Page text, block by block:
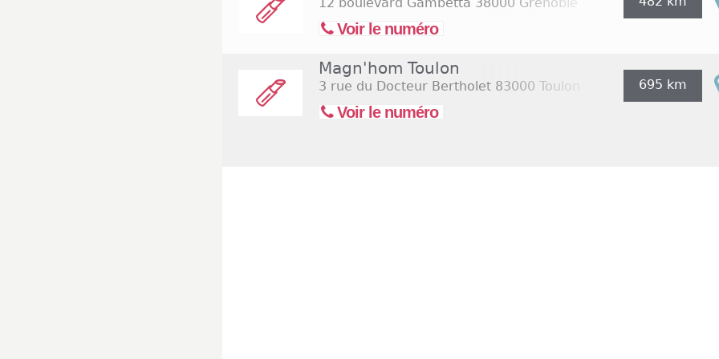
Voir le numéro
Magn'hom Toulon
3 rue du Docteur Bertholet 83000 Toulon
Voir le numéro
695 km